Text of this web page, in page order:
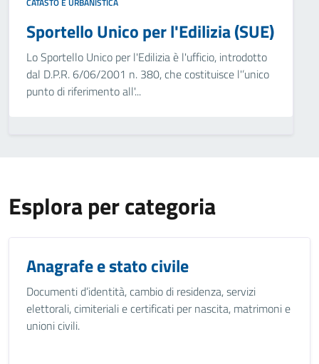
Sportello Unico per l'Edilizia (SUE)
Lo Sportello Unico per l'Edilizia è l'ufficio, introdotto
dal D.P.R. 6/06/2001 n. 380, che costituisce l'’unico
punto di riferimento all'...
Esplora per categoria
Anagrafe e stato civile
Documenti d’identità, cambio di residenza, servizi
elettorali, cimiteriali e certificati per nascita, matrimoni e
unioni civili.